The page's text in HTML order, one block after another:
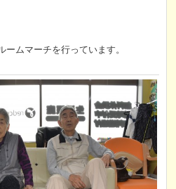
ムマーチを行っています。